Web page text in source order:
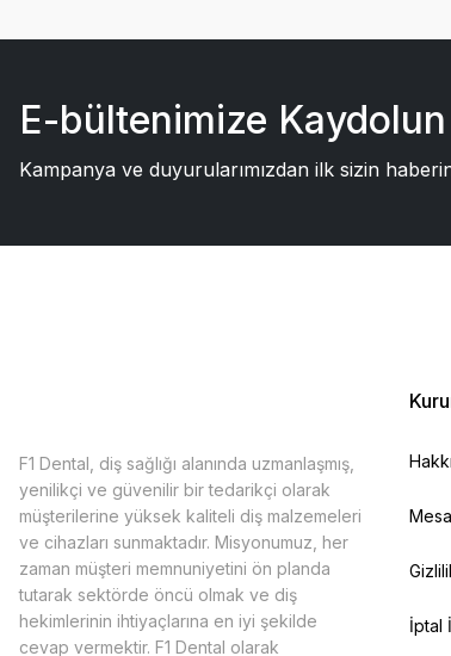
E-bültenimize Kaydolun
Kampanya ve duyurularımızdan ilk sizin
F1 Dental, diş sağlığı alanında uzmanlaşmış,
yenilikçi ve güvenilir bir tedarikçi olarak
müşterilerine yüksek kaliteli diş malzemeleri
ve cihazları sunmaktadır. Misyonumuz, her
zaman müşteri memnuniyetini ön planda
tutarak sektörde öncü olmak ve diş
hekimlerinin ihtiyaçlarına en iyi şekilde
cevap vermektir. F1 Dental olarak
İptal